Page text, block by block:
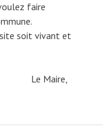
faire
soit vivant et